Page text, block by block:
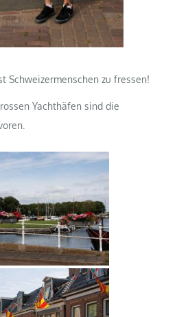
Schweizermenschen zu fressen!
Yachthäfen sind die